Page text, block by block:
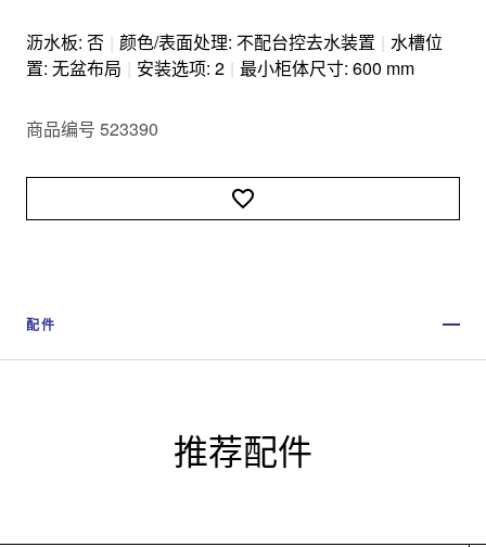
沥水板: 否 | 颜色/表面处理: 不配台控去水装置 | 水槽位
置: 无盆布局 | 安装选项: 2 | 最小柜体尺寸: 600 mm
商品编号 523390
配件
推荐配件